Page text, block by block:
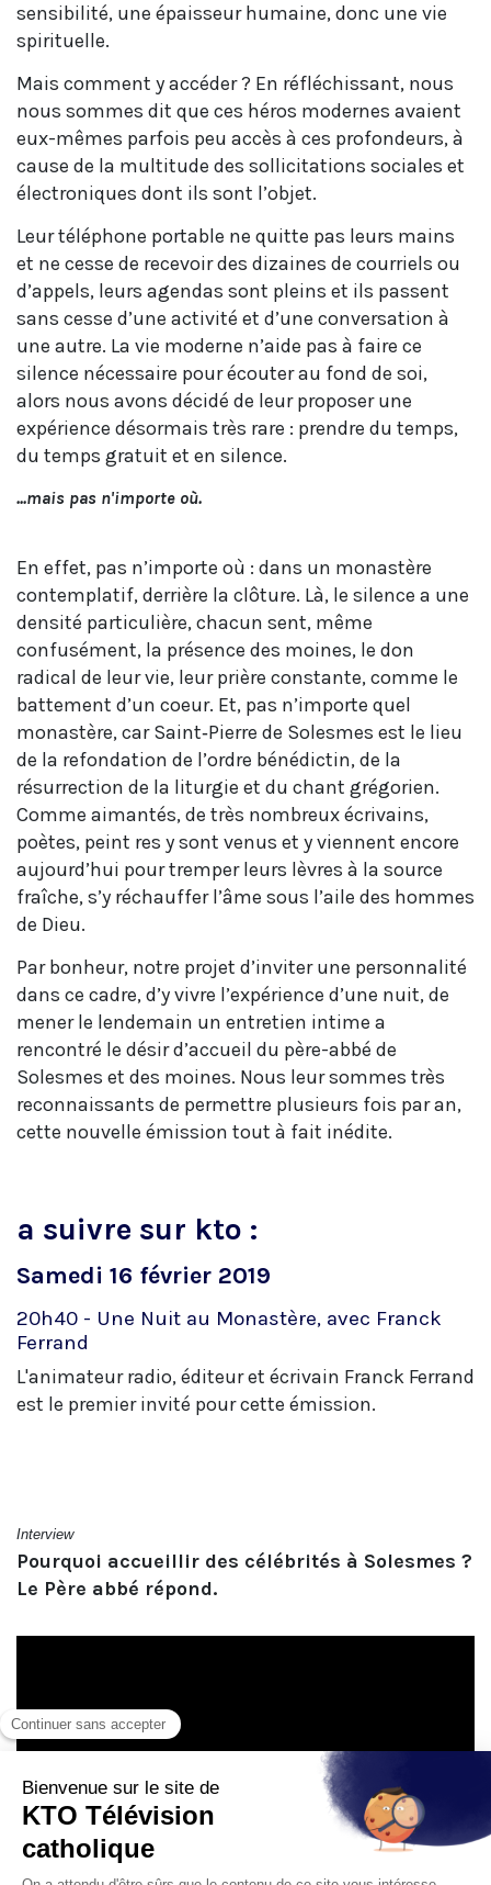
sensibilité, une épaisseur humaine, donc une vie
spirituelle.
Mais comment y accéder ? En réfléchissant, nous
nous sommes dit que ces héros modernes avaient
eux-mêmes parfois peu accès à ces profondeurs, à
cause de la multitude des sollicitations sociales et
électroniques dont ils sont l’objet.
Leur téléphone portable ne quitte pas leurs mains
et ne cesse de recevoir des dizaines de courriels ou
d’appels, leurs agendas sont pleins et ils passent
sans cesse d’une activité et d’une conversation à
une autre. La vie moderne n’aide pas à faire ce
silence nécessaire pour écouter au fond de soi,
alors nous avons décidé de leur proposer une
expérience désormais très rare : prendre du temps,
du temps gratuit et en silence.
...mais pas n'importe où.
En effet, pas n’importe où : dans un monastère
contemplatif, derrière la clôture. Là, le silence a une
densité particulière, chacun sent, même
confusément, la présence des moines, le don
radical de leur vie, leur prière constante, comme le
battement d’un coeur. Et, pas n’importe quel
monastère, car Saint‑Pierre de Solesmes est le lieu
de la refondation de l’ordre bénédictin, de la
résurrection de la liturgie et du chant grégorien.
Comme aimantés, de très nombreux écrivains,
poètes, peint res y sont venus et y viennent encore
aujourd’hui pour tremper leurs lèvres à la source
fraîche, s’y réchauffer l’âme sous l’aile des hommes
de Dieu.
Par bonheur, notre projet d’inviter une personnalité
dans ce cadre, d’y vivre l’expérience d’une nuit, de
mener le lendemain un entretien intime a
rencontré le désir d’accueil du père-abbé de
Solesmes et des moines. Nous leur sommes très
reconnaissants de permettre plusieurs fois par an,
cette nouvelle émission tout à fait inédite.
a suivre sur kto :
Samedi 16 février 2019
20h40 - Une Nuit au Monastère, avec Franck
Ferrand
L'animateur radio, éditeur et écrivain Franck Ferrand
est le premier invité pour cette émission.
Interview
Pourquoi accueillir des célébrités à Solesmes ?
Le Père abbé répond.